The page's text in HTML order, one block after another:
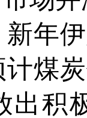
伊
煤
出积